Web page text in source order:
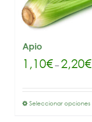
Apio
1,10€– 2,20€
Seleccionar opciones